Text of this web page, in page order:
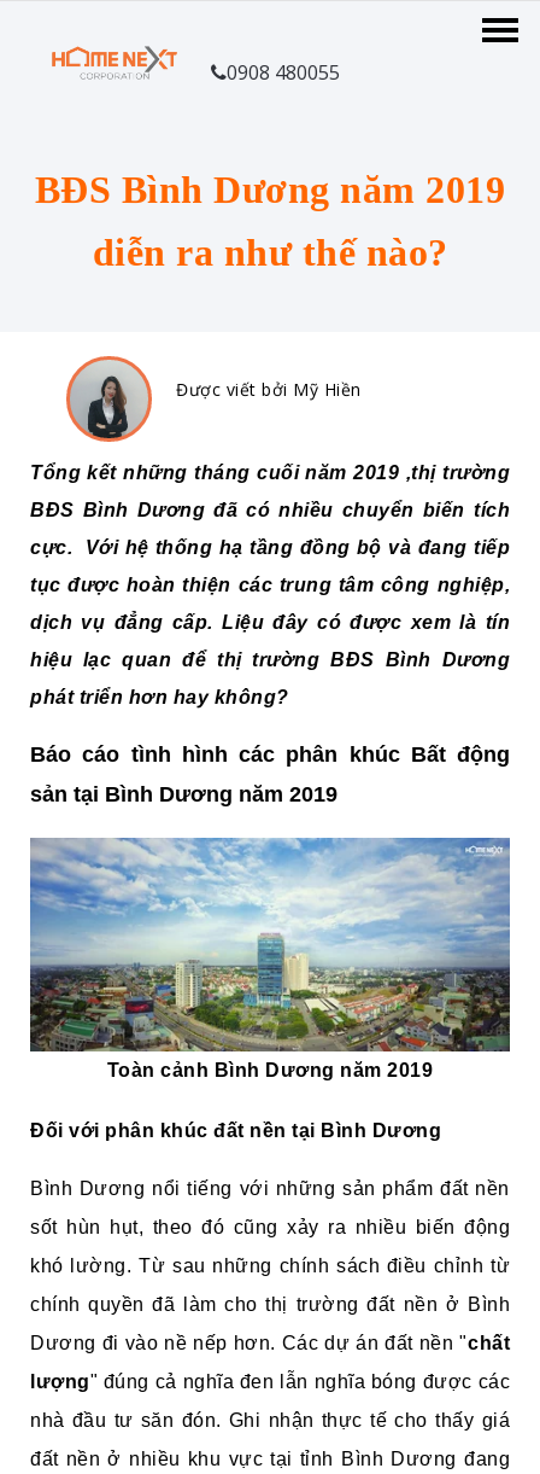
0908 480055
BĐS Bình Dương năm 2019
diễn ra như thế nào?
Được viết bởi Mỹ Hiền
Tổng kết những tháng cuối năm 2019 ,thị trường
BĐS Bình Dương đã có nhiều chuyển biến tích
cực. Với hệ thống hạ tầng đồng bộ và đang tiếp
tục được hoàn thiện các trung tâm công nghiệp,
dịch vụ đẳng cấp. Liệu đây có được xem là tín
hiệu lạc quan để thị trường BĐS Bình Dương
phát triển hơn hay không?
Báo cáo tình hình các phân khúc Bất động
sản tại Bình Dương năm 2019
Toàn cảnh Bình Dương năm 2019
Đối với phân khúc đất nền tại Bình Dương
Bình Dương nổi tiếng với những sản phẩm đất nền
sốt hùn hụt, theo đó cũng xảy ra nhiều biến động
khó lường. Từ sau những chính sách điều chỉnh từ
chính quyền đã làm cho thị trường đất nền ở Bình
Dương đi vào nề nếp hơn. Các dự án đất nền "chất
lượng" đúng cả nghĩa đen lẫn nghĩa bóng được các
nhà đầu tư săn đón. Ghi nhận thực tế cho thấy giá
đất nền ở nhiều khu vực tại tỉnh Bình Dương đang